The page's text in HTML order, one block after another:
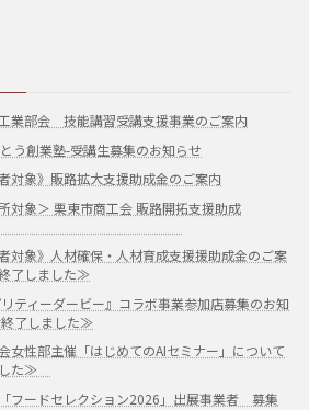
業部会 技能講習受講支援事業のご案内
う創業塾-受講生募集のお知らせ
対象》販路拡大支援助成金のご案内
対象＞ 栗東市商工会 販路開拓支援助成
対象》人材確保・人材育成支援援助成金のご案
了しました≫
リティーダービー』コラボ事業参加店募集のお知
了しました≫
女性部主催「はじめてのAIセミナー」について
た≫
フードセレクション2026」出展事業者 募集